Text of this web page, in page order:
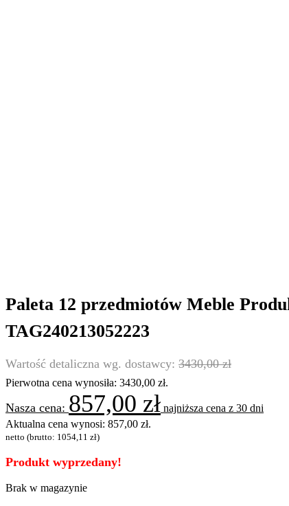
Paleta 12 przedmiotów Meble
TAG240213052223
3430,00zł
Pierwotna cena wynosiła: 3430,00 zł.
857,00 zł najniższa cena z 30 dni
Aktualna cena wynosi: 857,00 zł.
netto (brutto: 1054,11 zł)
Produkt wyprzedany!
Brak w magazynie